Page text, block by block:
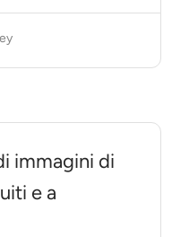
immagini di
e a